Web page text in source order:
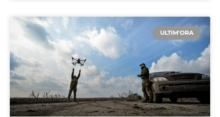
ULTIM'ORA